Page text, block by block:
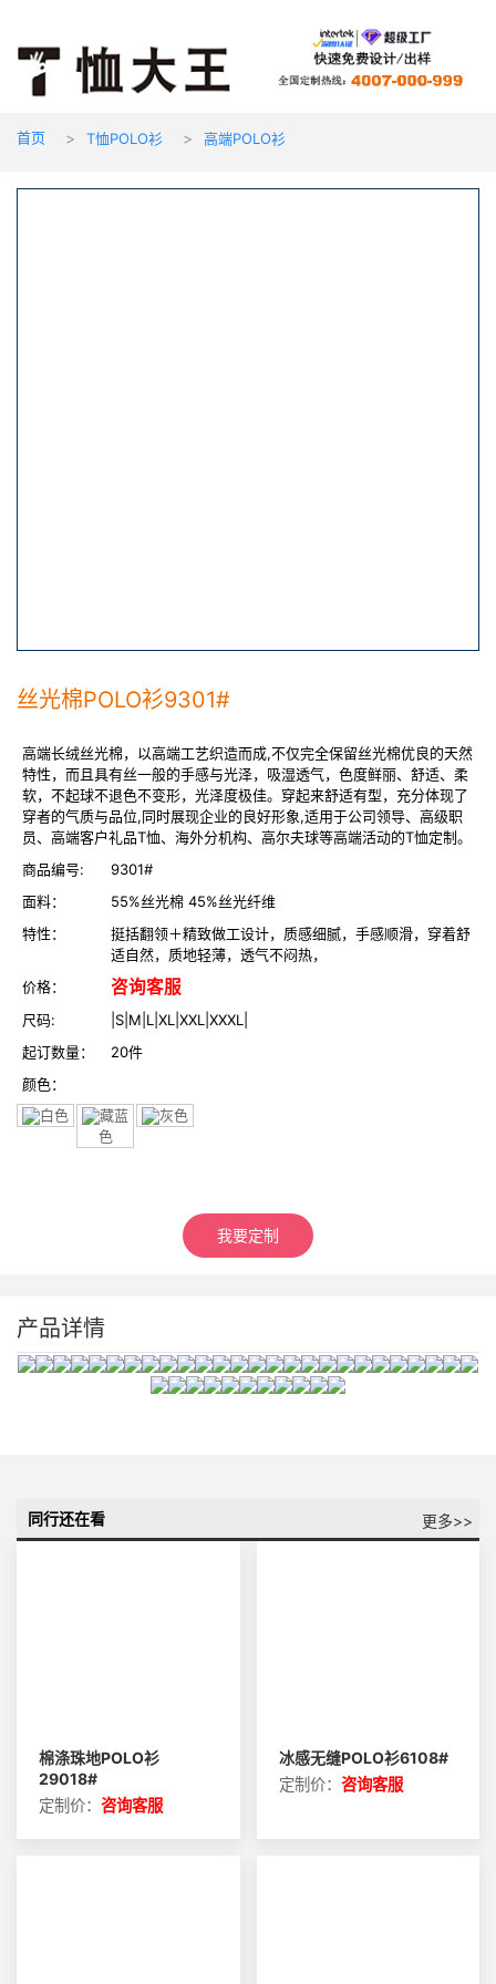
首页 T恤POLO衫 高端POLO衫
丝光棉POLO衫9301#
高端长绒丝光棉，以高端工艺织造而成,不仅完全保留丝光棉优良的天然
特性，而且具有丝一般的手感与光泽，吸湿透气，色度鲜丽、舒适、柔
软，不起球不退色不变形，光泽度极佳。穿起来舒适有型，充分体现了
穿者的气质与品位,同时展现企业的良好形象,适用于公司领导、高级职
员、高端客户礼品T恤、海外分机构、高尔夫球等高端活动的T恤定制。
商品编号:
9301#
面料：
55%丝光棉 45%丝光纤维
特性：
挺括翻领＋精致做工设计，质感细腻，手感顺滑，穿着舒
适自然，质地轻薄，透气不闷热，
价格：
咨询客服
尺码:
|S|M|L|XL|XXL|XXXL|
起订数量：
20件
颜色：
白色
藏蓝
色
灰色
我要定制
产品详情
同行还在看 更多>>
棉涤珠地POLO衫
29018#
定制价： 咨询客服
冰感无缝POLO衫6108#
定制价： 咨询客服